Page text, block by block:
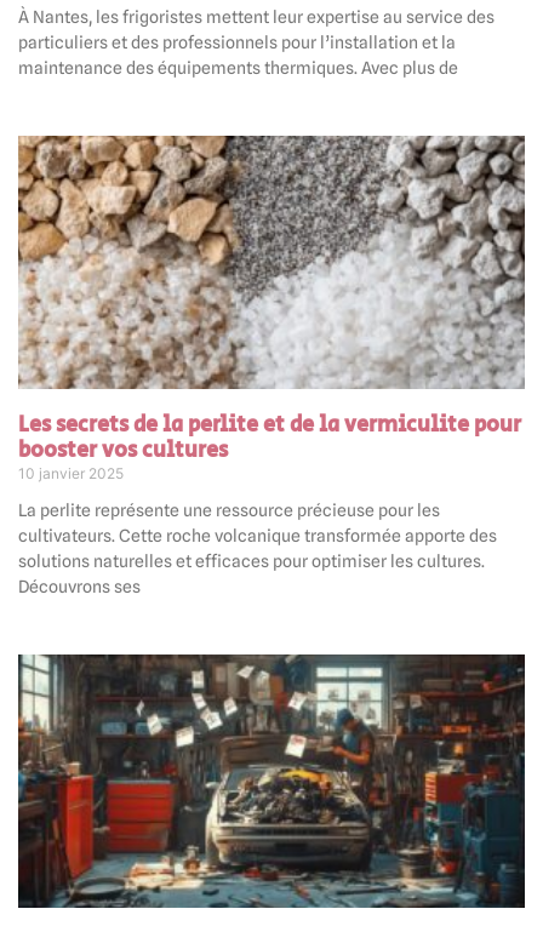
À Nantes, les frigoristes mettent leur expertise au service des
particuliers et des professionnels pour l’installation et la
maintenance des équipements thermiques. Avec plus de
Les secrets de la perlite et de la vermiculite pour
booster vos cultures
10 janvier 2025
La perlite représente une ressource précieuse pour les
cultivateurs. Cette roche volcanique transformée apporte des
solutions naturelles et efficaces pour optimiser les cultures.
Découvrons ses